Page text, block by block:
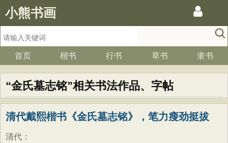
小熊书画
首页 楷书 行书 草书 隶书
“金氏墓志铭”相关书法作品、字帖
清代戴熙楷书《金氏墓志铭》，笔力瘦劲挺拔
清代 ：